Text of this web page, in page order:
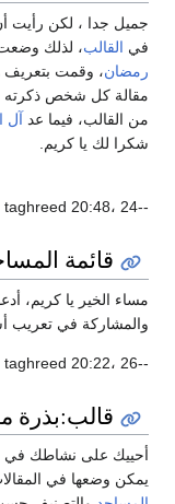
جدا ، لكن رأيت أن
القالب، لذلك وضعت لك
، وقمت بتعريف هذين
كل شخص ذكرته
القالب، فيما عدآل البيت
لك يا كريم.
قائمة المساجد
الخير يا كريم، أدعوك
في تعريب أسماء
قالب:بذرة
على نشاطك في
وضعها في المقالات